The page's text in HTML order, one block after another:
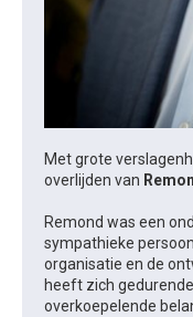
Met grote
overlijden van
Remond was een
sympathieke
organisatie en de
heeft zich
overkoepelende